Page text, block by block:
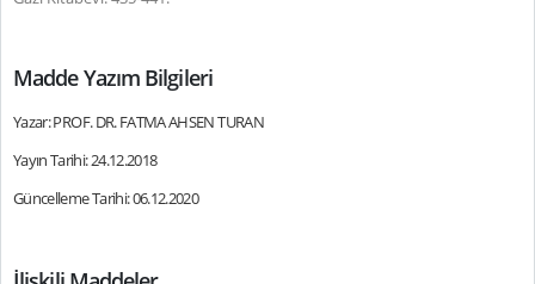
Madde Yazım Bilgileri
Yazar: PROF. DR. FATMA AHSEN TURAN
Yayın Tarihi: 24.12.2018
Güncelleme Tarihi: 06.12.2020